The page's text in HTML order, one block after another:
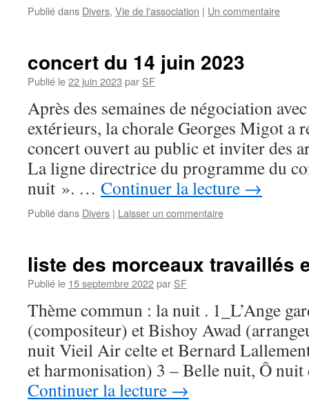
Publié dans Divers, Vie de l'association | Un commentaire
concert du 14 juin 2023
Publié le22 juin 2023 par SF
Après des semaines de négociation
extérieurs, la chorale Georges Migot a
concert ouvert au public et inviter des
La ligne directrice du programme du
nuit ». … Continuer la lecture →
Publié dans Divers | Laisser un commentaire
liste des morceaux travaillés
Publié le 15 septembre 2022par SF
Thème commun : la nuit . 1_L’Ange
(compositeur) et Bishoy Awad
nuit Vieil Air celte et Bernard
et harmonisation) 3 – Belle nuit, Ô
Continuer la lecture →